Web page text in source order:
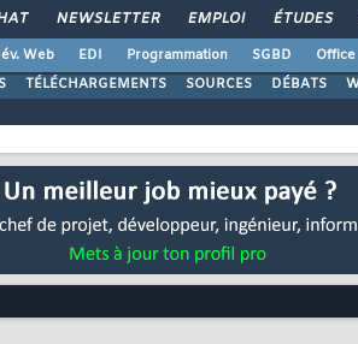
NEWSLETTER EMPLOI ÉTUDES
Web EDI Programmation SGBD Office
TÉLÉCHARGEMENTS SOURCES DÉBATS